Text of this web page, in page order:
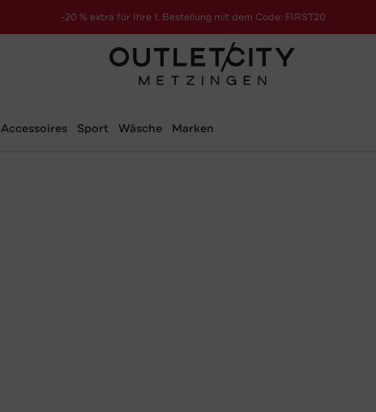
-20 % extra für Ihre 1. Bestellung mit dem Code: FIRST20
Accessoires Sport Wäsche Marken